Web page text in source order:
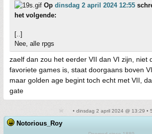
Op dinsdag 2 april 2024 12:55
het volgende:
[..]
Nee, alle rpgs
zaelf dan zou het eerder VII dan VI zijn, niet
favoriete games is, staat doorgaans boven
maar golden age begint toch echt met VII,
gate
• dinsdag 2 april 2024 @ 13:29 •
Notorious_Roy